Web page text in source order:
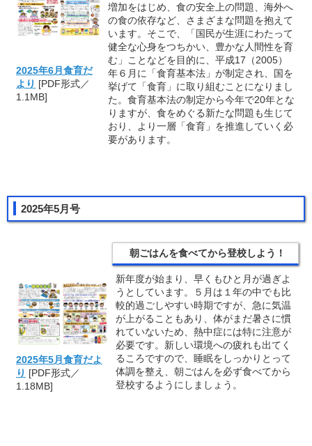
2025年6月食育だ
より [PDF形式／
1.1MB]
増加をはじめ、食の安全上の問題、海外へ
の食の依存など、さまざまな問題を抱えて
います。そこで、「国民が生涯にわたって
健全な心身をつちかい、豊かな人間性を育
む」ことなどを目的に、平成17（2005）
年６月に「食育基本法」が制定され、国を
挙げて「食育」に取り組むことになりまし
た。食育基本法の制定から今年で20年とな
りますが、食をめぐる新たな問題も生じて
おり、より一層「食育」を推進していく必
要があります。
2025年5月号
2025年5月食育だよ
り [PDF形式／
1.18MB]
朝ごはんを食べてから登校しよう！
新年度が始まり、早くもひと月が過ぎよ
うとしています。５月は１年の中でも比
較的過ごしやすい時期ですが、急に気温
が上がることもあり、体がまだ暑さに慣
れていないため、熱中症には特に注意が
必要です。新しい環境への疲れも出てく
るころですので、睡眠をしっかりとって
体調を整え、朝ごはんを必ず食べてから
登校するようにしましょう。